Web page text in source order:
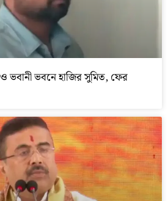
ভবানী ভবনে হাজির সুমিত, ফের